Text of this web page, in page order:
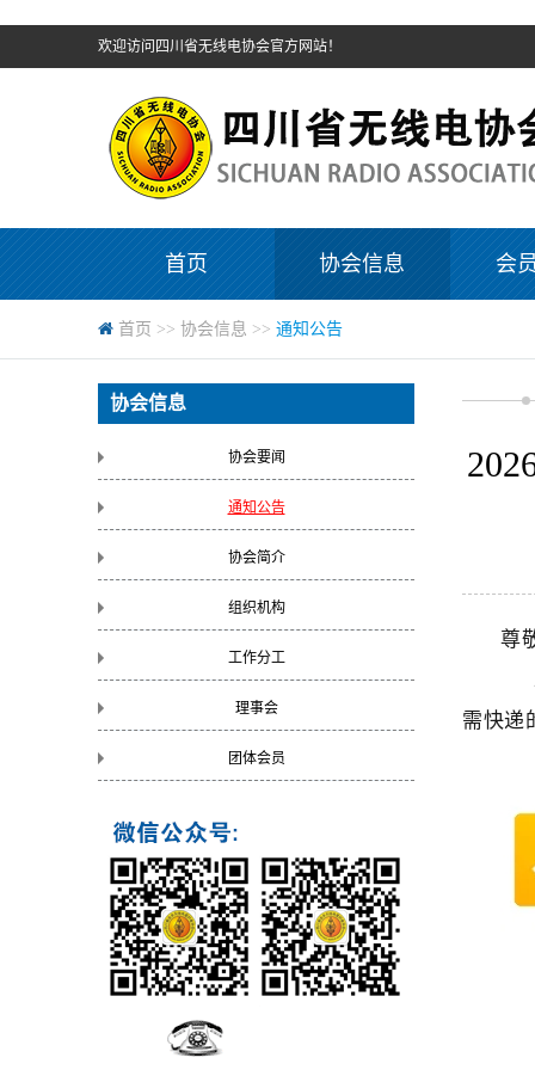
欢迎访问四川省无线电协会官方网站！
首页 协会信息 会
首页 >> 协会信息 >> 通知公告
协会信息
协会要闻
通知公告
协会简介
组织机构
工作分工
理事会
团体会员
尊
需快递